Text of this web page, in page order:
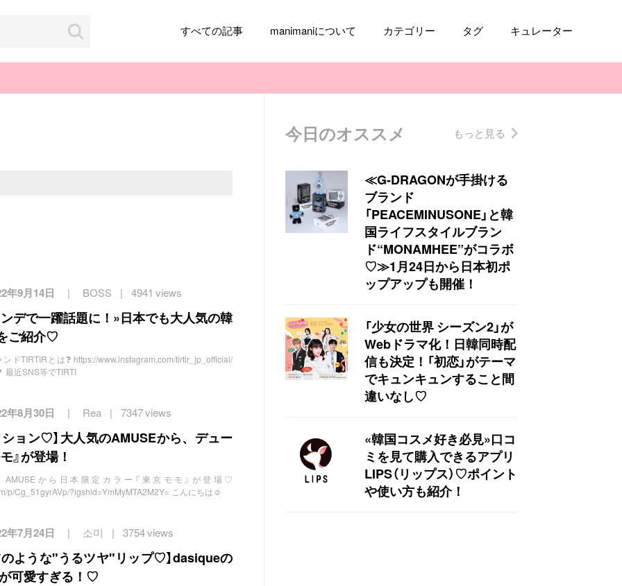
すべての記事 manimaniについて カテゴリー タグ キュレーター
年9月14日 BOSS 4941 views
デで一躍話題に！»日本でも大人気の韓
ご紹介♡
ドTIRTIRとは❓ https://www.instagram.com/tirtir_jp_official/
最近SNS等でTIRTI
年8月30日 Rea 7347 views
ション♡】大人気のAMUSEから、デュー
』が登場！
から日本限定カラー『東京モモ』が登場♡
p/Cg_51gyrAVp/?igshid=YmMyMTA2M2Y= こんにちは☺︎
年7月24日 소미 3754 views
のような"うるツヤ"リップ♡】dasiqueの
可愛すぎる！♡
今日のオススメ もっと見る
≪G-DRAGONが手掛ける
ブランド
「PEACEMINUSONE」と韓
国ライフスタイルブラン
ド“MONAMHEE”がコラボ
♡≫1月24日から日本初ポ
ップアップも開催！
「少女の世界 シーズン2」が
Webドラマ化！日韓同時配
信も決定！「初恋」がテーマ
でキュンキュンすること間
違いなし♡
«韓国コスメ好き必見»口コ
ミを見て購入できるアプリ
LIPS（リップス）♡ポイント
や使い方も紹介！